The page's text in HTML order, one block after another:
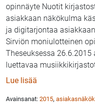
opinnäyte Nuotit
asiakkaan näkökulma
ja digitarjontaa
Sirviön moniulotteinen
Theseuksessa
luettavaa
Lue lisää
Avainsanat: 2015,